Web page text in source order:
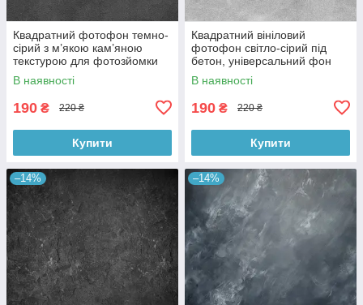
Квадратний фотофон темно-
сірий з м’якою кам’яною
текстурою для фотозйомки
товарів 60x60 см, №550076
В наявності
190 ₴ 220 ₴
Купити
Квадратний вініловий
фотофон світло-сірий під
бетон, універсальний фон
для зйомки, 60x60 см,
№550478
В наявності
190 ₴ 220 ₴
Купити
–14% –14%